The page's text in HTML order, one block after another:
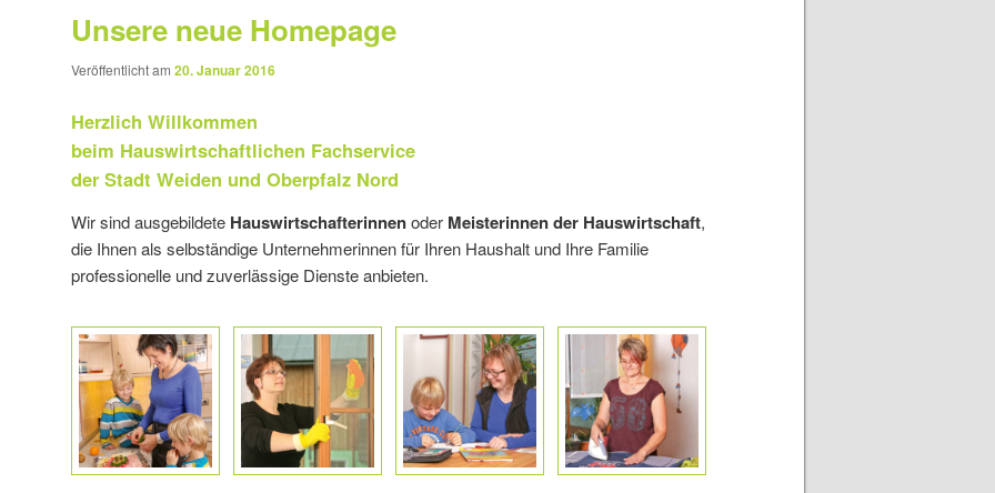
Unsere neue Homepage
Veröffentlicht am 20. Januar 2016
Herzlich Willkommen
beim Hauswirtschaftlichen Fachservice
der Stadt Weiden und Oberpfalz Nord
Wir sind ausgebildete Hauswirtschafterinnenoder Meisterinnender Hauswirtschaft,
die Ihnen als selbständige Unternehmerinnen für Ihren Haushalt und Ihre Familie
professionelle und zuverlässige Dienste anbieten.